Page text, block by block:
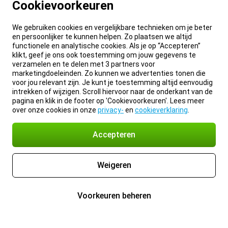
Cookievoorkeuren
We gebruiken cookies en vergelijkbare technieken om je beter
en persoonlijker te kunnen helpen. Zo plaatsen we altijd
functionele en analytische cookies. Als je op “Accepteren”
klikt, geef je ons ook toestemming om jouw gegevens te
verzamelen en te delen met 3 partners voor
marketingdoeleinden. Zo kunnen we advertenties tonen die
voor jou relevant zijn. Je kunt je toestemming altijd eenvoudig
intrekken of wijzigen. Scroll hiervoor naar de onderkant van de
pagina en klik in de footer op 'Cookievoorkeuren'. Lees meer
over onze cookies in onze privacy- en cookieverklaring
Accepteren
Weigeren
Voorkeuren beheren